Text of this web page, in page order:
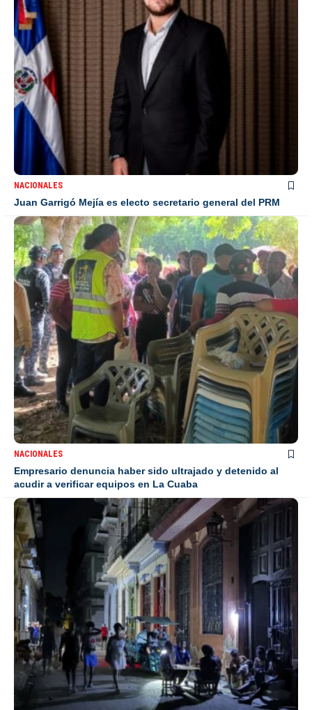
NACIONALES
Juan Garrigó Mejía es electo secretario general del PRM
NACIONALES
Empresario denuncia haber sido ultrajado y detenido al
acudir a verificar equipos en La Cuaba